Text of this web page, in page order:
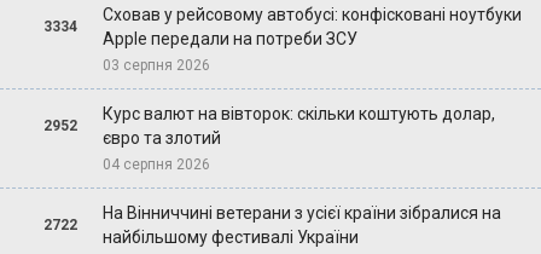
3334
Сховав у рейсовому автобусі: конфісковані ноутбуки
Apple передали на потреби ЗСУ
03 серпня 2026
2952
Курс валют на вівторок: скільки коштують долар,
євро та злотий
04 серпня 2026
2722
На Вінниччині ветерани з усієї країни зібралися на
найбільшому фестивалі України